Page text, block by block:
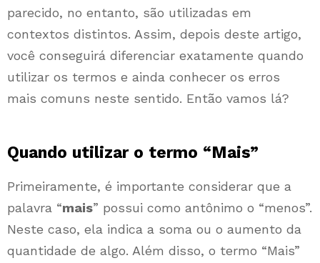
parecido, no entanto, são utilizadas em
contextos distintos. Assim, depois deste artigo,
você conseguirá diferenciar exatamente quando
utilizar os termos e ainda conhecer os erros
mais comuns neste sentido. Então vamos lá?
Quando utilizar o termo “Mais”
Primeiramente, é importante considerar que a
palavra “mais” possui como antônimo o “menos”.
Neste caso, ela indica a soma ou o aumento da
quantidade de algo. Além disso, o termo “Mais”